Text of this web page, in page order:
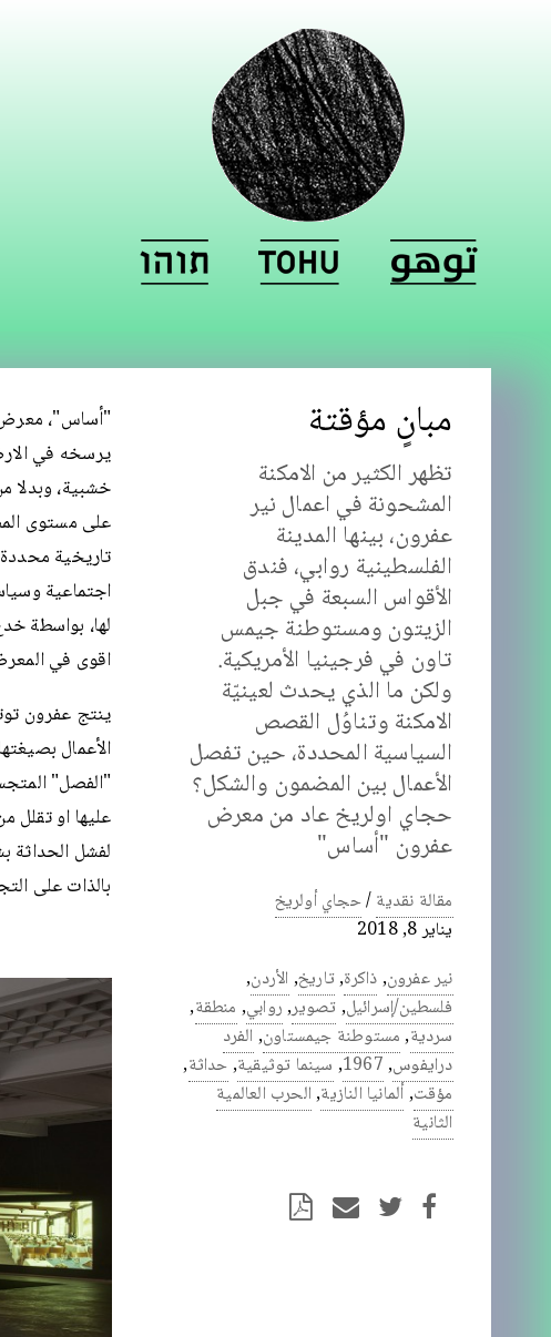
مبانٍ مؤقتة
تظهر الكثير من الامكنة
المشحونة في اعمال نير
عفرون، بينها المدينة
الفلسطينية روابي، فندق
الأقواس السبعة في جبل
الزيتون ومستوطنة جيمس
تاون في فرجينيا الأمريكية.
ولكن ما الذي يحدث لعينيّة
الامكنة وتناوُل القصص
السياسية المحددة، حين تفصل
الأعمال بين المضمون والشكل؟
حجاي اولريخ عاد من معرض
عفرون "أساس"
مقالة نقدية/حجاي أولريخ
يناير 8, 2018
نير عفرون,ذاكرة,تاريخ, الأردن,
فلسطين/إسرائيل,تصوير,روابي, منطقة,
سردية,مستوطنة جيمستاون, الفرد
درايفوس,
1967
, سينما توثيقية,حداثة,
مؤقت,ألمانيا النازية,الحرب العالمية
الثانية
"أساس"، معرض
يرسخه في
خشبية،
على مستوى
تاريخية
اجتماعية
لها، بواسطة
اقوى في
ينتج عفرون
الأعمال
"الفصل"
عليها او تقلل
لفشل
بالذات على